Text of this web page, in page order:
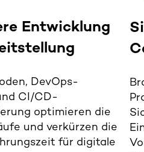
Entwicklung
DevOps-
CI/CD-
optimieren die
und verkürzen die
für digitale